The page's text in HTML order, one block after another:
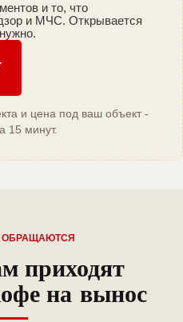
и то, что
и МЧС. Открывается
и цена под ваш объект -
15 минут.
ОБРАЩАЮТСЯ
приходят
на вынос